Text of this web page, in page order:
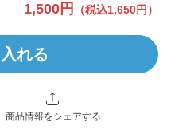
1,500円 （税込1,650円）
れる
商品情報をシェアする